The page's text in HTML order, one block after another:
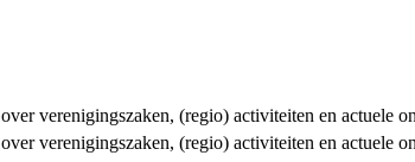
verenigingszaken, (regio) activiteiten en actuele
verenigingszaken, (regio) activiteiten en actuele